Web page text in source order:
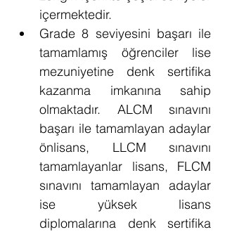
içermektedir.
Grade 8 seviyesini başarı ile
tamamlamış öğrenciler lise
mezuniyetine denk sertifika
kazanma imkanına sahip
olmaktadır. ALCM sınavını
başarı ile tamamlayan adaylar
önlisans, LLCM sınavını
tamamlayanlar lisans, FLCM
sınavını tamamlayan adaylar
ise yüksek lisans
diplomalarına denk sertifika